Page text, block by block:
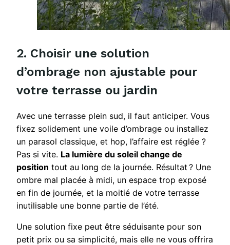
2. Choisir une solution
d’ombrage non ajustable pour
votre terrasse ou jardin
Avec une terrasse plein sud, il faut anticiper. Vous
fixez solidement une voile d’ombrage ou installez
un parasol classique, et hop, l’affaire est réglée ?
Pas si vite. La lumière du soleil change de
position tout au long de la journée. Résultat ? Une
ombre mal placée à midi, un espace trop exposé
en fin de journée, et la moitié de votre terrasse
inutilisable une bonne partie de l’été.
Une solution fixe peut être séduisante pour son
petit prix ou sa simplicité, mais elle ne vous offrira